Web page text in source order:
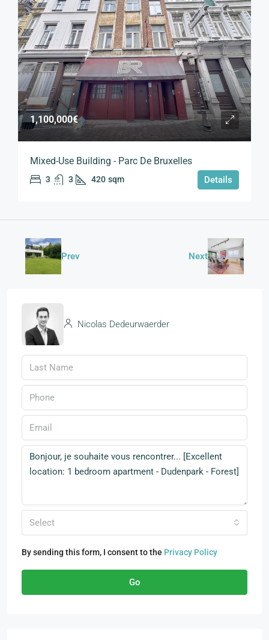
1,100,000€
Mixed-Use Building - Parc De Bruxelles
3 3 420 sqm Details
Prev Next
Nicolas Dedeurwaerder
Select
By sending this form, I consent to the Privacy Policy
Go